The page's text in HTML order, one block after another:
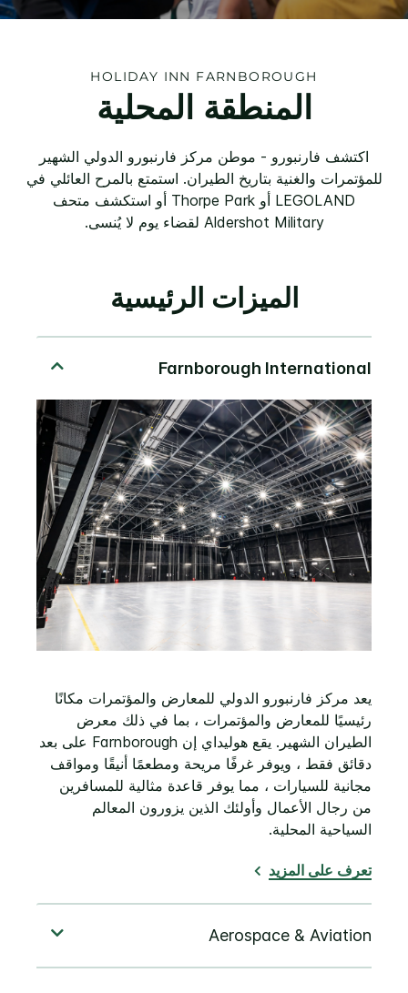
HOLIDAY INN FARNBOROUGH
المنطقة المحلية
اكتشف فارنبورو - موطن مركز فارنبورو الدولي الشهير
للمؤتمرات والغنية بتاريخ الطيران. استمتع بالمرح العائلي في
LEGOLAND أو Thorpe Park أو استكشف متحف
Aldershot Military لقضاء يوم لا يُنسى.
الميزات الرئيسية
يعد مركز فارنبورو الدولي للمعارض والمؤتمرات مكانًا
رئيسيًا للمعارض والمؤتمرات ، بما في ذلك معرض
الطيران الشهير. يقع هوليداي إن Farnborough على بعد
دقائق فقط ، ويوفر غرفًا مريحة ومطعمًا أنيقًا ومواقف
مجانية للسيارات ، مما يوفر قاعدة مثالية للمسافرين
من رجال الأعمال وأولئك الذين يزورون المعالم
السياحية المحلية.
تعرف على المزيد